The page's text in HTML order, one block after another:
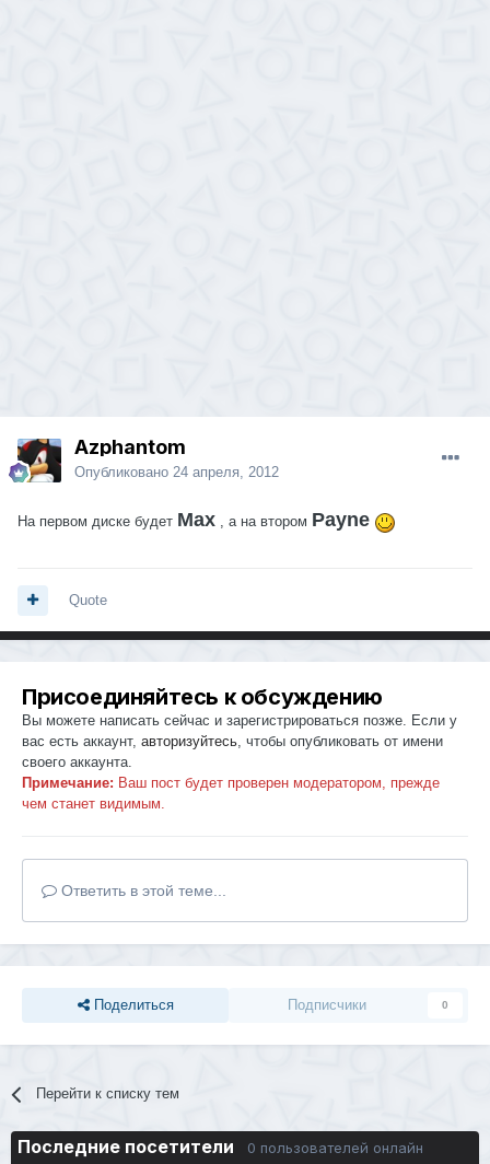
Azphantom
Опубликовано 24 апреля, 2012
На первом диске будет Max , а на втором Payne
Quote
Присоединяйтесь к обсуждению
Вы можете написать сейчас и зарегистрироваться позже. Если у
вас есть аккаунт, авторизуйтесь, чтобы опубликовать от имени
своего аккаунта.
Примечание: Ваш пост будет проверен модератором, прежде
чем станет видимым.
Ответить в этой теме...
Поделиться Подписчики 0
Перейти к списку тем
Последние посетители 0 пользователей онлайн